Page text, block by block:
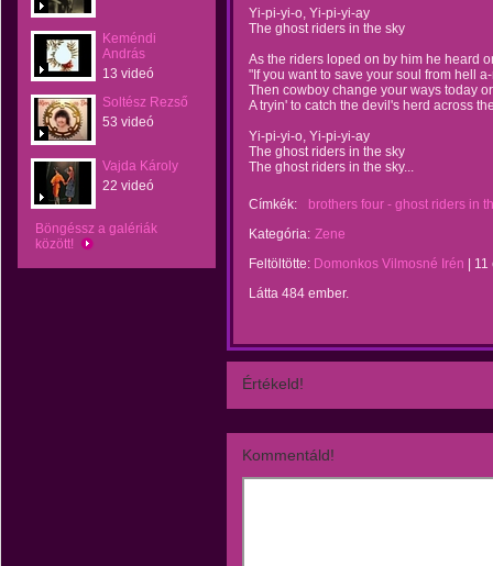
Keméndi
András
13 videó
Soltész Rezső
53 videó
Vajda Károly
22 videó
Böngéssz a galériák
között!
Yi-pi-yi-o, Yi-pi-yi-ay
The ghost riders in the sky
As the riders loped on by him he heard
"If you want to save your soul from hell
Then cowboy change your ways today
A tryin' to catch the devil's herd across
Yi-pi-yi-o, Yi-pi-yi-ay
The ghost riders in the sky
The ghost riders in the sky...
Címkék:
brothers four - ghost riders in
Kategória: Zene
Feltöltötte: Domonkos Vilmosné Irén
11
Látta 484 ember.
Értékeld!
Kommentáld!